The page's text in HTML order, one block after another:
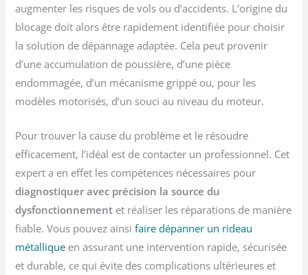
augmenter les risques de vols ou d’accidents. L’origine du
blocage doit alors être rapidement identifiée pour choisir
la solution de dépannage adaptée. Cela peut provenir
d’une accumulation de poussière, d’une pièce
endommagée, d’un mécanisme grippé ou, pour les
modèles motorisés, d’un souci au niveau du moteur.
Pour trouver la cause du problème et le résoudre
efficacement, l’idéal est de contacter un professionnel. Cet
expert a en effet les compétences nécessaires pour
diagnostiquer avec précision la source du
dysfonctionnement et réaliser les réparations de manière
fiable. Vous pouvez ainsifaire dépanner un rideau
métallique en assurant une intervention rapide, sécurisée
et durable, ce qui évite des complications ultérieures et